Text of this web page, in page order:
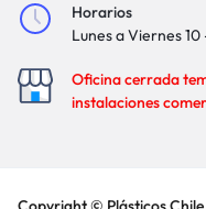
Horarios
Lunes a Viernes 10
Oficina cerrada
instalaciones